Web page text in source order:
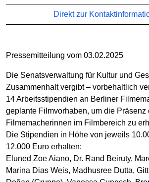
Direkt zur
Pressemitteilung vom 03.02.2025
Die Senatsverwaltung für Kultur und
Zusammenhalt vergibt – vorbehaltlich
14 Arbeitsstipendien an Berliner
geplante Filmvorhaben, um die Präsenz
Filmemacherinnen im Filmbereich zu
Die Stipendien in Höhe von jeweils
12.000 Euro erhalten:
Eluned Zoe Aiano, Dr. Rand Beiruty,
Marina Dias Weis, Madhusree Dutta,